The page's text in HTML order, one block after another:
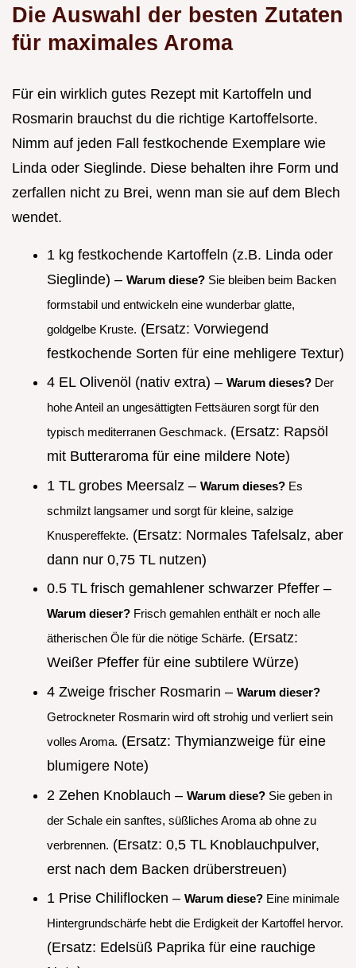
Die Auswahl der besten Zutaten
für maximales Aroma
Für ein wirklich gutes Rezept mit Kartoffeln und
Rosmarin brauchst du die richtige Kartoffelsorte.
Nimm auf jeden Fall festkochende Exemplare wie
Linda oder Sieglinde. Diese behalten ihre Form und
zerfallen nicht zu Brei, wenn man sie auf dem Blech
wendet.
1 kg festkochende Kartoffeln (z.B. Linda oder
Sieglinde) – Warum diese? Sie bleiben beim Backen
formstabil und entwickeln eine wunderbar glatte,
goldgelbe Kruste. (Ersatz: Vorwiegend
festkochende Sorten für eine mehligere Textur)
4 EL Olivenöl (nativ extra) – Warum dieses? Der
hohe Anteil an ungesättigten Fettsäuren sorgt für den
typisch mediterranen Geschmack. (Ersatz: Rapsöl
mit Butteraroma für eine mildere Note)
1 TL grobes Meersalz – Warum dieses? Es
schmilzt langsamer und sorgt für kleine, salzige
Knuspereffekte. (Ersatz: Normales Tafelsalz, aber
dann nur 0,75 TL nutzen)
0.5 TL frisch gemahlener schwarzer Pfeffer –
Warum dieser? Frisch gemahlen enthält er noch alle
ätherischen Öle für die nötige Schärfe. (Ersatz:
Weißer Pfeffer für eine subtilere Würze)
4 Zweige frischer Rosmarin – Warum dieser?
Getrockneter Rosmarin wird oft strohig und verliert sein
volles Aroma. (Ersatz: Thymianzweige für eine
blumigere Note)
2 Zehen Knoblauch – Warum diese? Sie geben in
der Schale ein sanftes, süßliches Aroma ab ohne zu
verbrennen. (Ersatz: 0,5 TL Knoblauchpulver,
erst nach dem Backen drüberstreuen)
1 Prise Chiliflocken – Warum diese? Eine minimale
Hintergrundschärfe hebt die Erdigkeit der Kartoffel hervor.
(Ersatz: Edelsüß Paprika für eine rauchige